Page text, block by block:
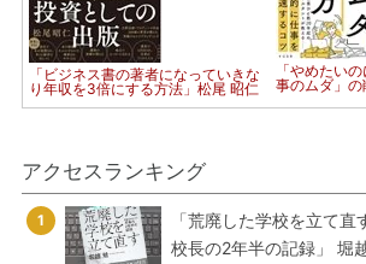
「ビジネス書の著者になっていきな
り年収を3倍にする方法」松尾 昭仁
「やめたい
事のムダ」
アクセスランキング
1
「荒廃した学校を立て
校長の2年半の記録」 堀